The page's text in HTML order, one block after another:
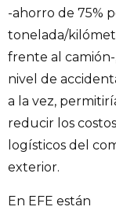
-ahorro de 75%
tonelada/
frente al camión-
nivel de
a la vez,
reducir los costos
logísticos del
exterior.
En EFE están